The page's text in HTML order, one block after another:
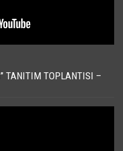
TANITIM TOPLANTISI –